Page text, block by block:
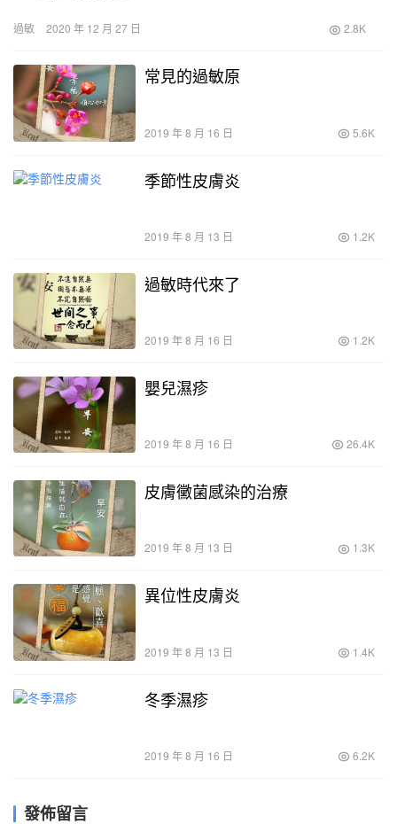
過敏 2020 年 12 月 27 日 2.8K
常見的過敏原
2019 年 8 月 16 日 5.6K
季節性皮膚炎
2019 年 8 月 13 日 1.2K
過敏時代來了
2019 年 8 月 16 日 1.2K
嬰兒濕疹
2019 年 8 月 16 日 26.4K
皮膚黴菌感染的治療
2019 年 8 月 13 日 1.3K
異位性皮膚炎
2019 年 8 月 13 日 1.4K
冬季濕疹
2019 年 8 月 16 日 6.2K
發佈留言